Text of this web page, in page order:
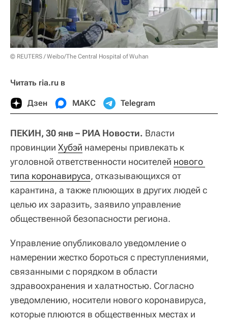
© REUTERS / Weibo/The Central Hospital of Wuhan
Читать ria.ru в
Дзен МАКС Telegram
ПЕКИН, 30 янв – РИА Новости. Власти
провинции Хубэй намерены привлекать к
уголовной ответственности носителей нового
типа коронавируса, отказывающихся от
карантина, а также плюющих в других людей с
целью их заразить, заявило управление
общественной безопасности региона.
Управление опубликовало уведомление о
намерении жестко бороться с преступлениями,
связанными с порядком в области
здравоохранения и халатностью. Согласно
уведомлению, носители нового коронавируса,
которые плюются в общественных местах и